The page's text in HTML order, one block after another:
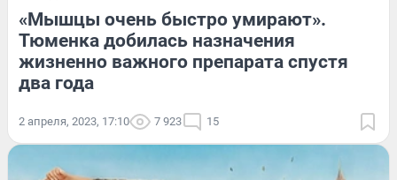
«Мышцы очень быстро умирают».
Тюменка добилась назначения
жизненно важного препарата спустя
два года
2 апреля, 2023, 17:10 7 923 15